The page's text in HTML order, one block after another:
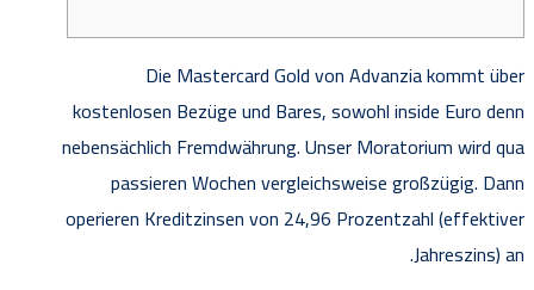
Die Mastercard Gold von Advanzia kommt über
kostenlosen Bezüge und Bares, sowohl inside Euro denn
nebensächlich Fremdwährung. Unser Moratorium wird qua
passieren Wochen vergleichsweise großzügig. Dann
operieren Kreditzinsen von 24,96 Prozentzahl (effektiver
Jahreszins) an.